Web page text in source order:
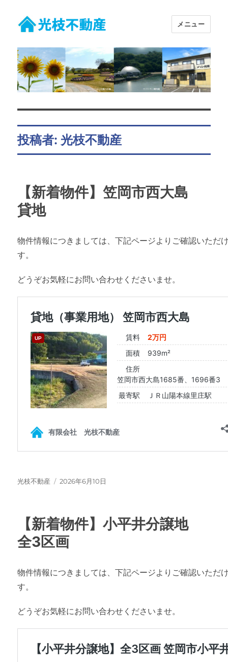
有限会社 光枝不動産
メニュー
投稿者: 光枝不動産
【新着物件】笠岡市西大島
貸地
物件情報につきましては、下記ページよりご確認いただ
す。
どうぞお気軽にお問い合わせくださいませ。
投
光枝不動産
投
2026年6月10日
【新着物件】小平井分譲地
全3区画
物件情報につきましては、下記ページよりご確認いただ
す。
どうぞお気軽にお問い合わせくださいませ。